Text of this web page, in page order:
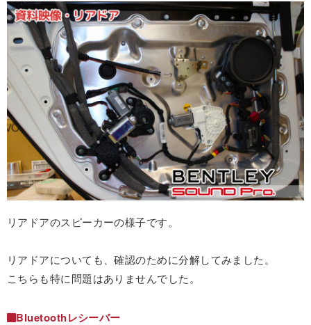
リアドアのスピーカーの様子です。
リアドアについても、確認のために分解してみました。
こちらも特に問題はありませんでした。
Bluetoothレシーバー